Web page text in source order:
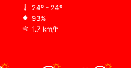
24º - 24º
93%
1.7 km/h